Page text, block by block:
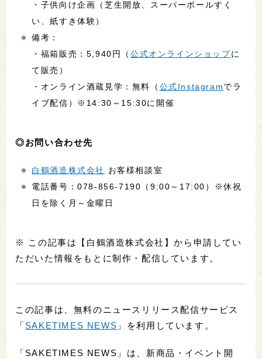
・子供向け企画（芝生開放、スーパーボールすく
い、紙すき体験）
備考：
・福箱販売：5,940円（公式オンラインショップに
て販売）
・オンライン酒蔵見学：無料（ 公式Instagramでラ
イブ配信）※14:30～15:30に開催
◎お問い合わせ先
白鶴酒造株式会社
お客様相談室
電話番号：078-856-7190（9:00～17:00）※休祝
日を除く月～金曜日
※ この記事は【白鶴酒造株式会社】から申請してい
ただいた情報をもとに制作・配信しています。
この記事は、無料のニュースリリース配信サービス
「 SAKETIMES NEWS 」を利用しています。
「SAKETIMES NEWS」は、新商品・イベント開